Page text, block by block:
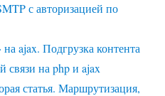
с авторизацией по
ajax. Подгрузка контента
связи на php и ajax
статья. Маршрутизация,